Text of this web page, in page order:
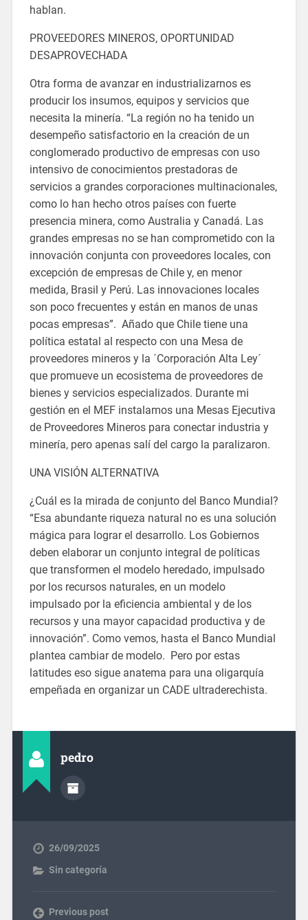
hablan.
PROVEEDORES MINEROS, OPORTUNIDAD
DESAPROVECHADA
Otra forma de avanzar en industrializarnos es
producir los insumos, equipos y servicios que
necesita la minería. “La región no ha tenido un
desempeño satisfactorio en la creación de un
conglomerado productivo de empresas con uso
intensivo de conocimientos prestadoras de
servicios a grandes corporaciones multinacionales,
como lo han hecho otros países con fuerte
presencia minera, como Australia y Canadá. Las
grandes empresas no se han comprometido con la
innovación conjunta con proveedores locales, con
excepción de empresas de Chile y, en menor
medida, Brasil y Perú. Las innovaciones locales
son poco frecuentes y están en manos de unas
pocas empresas”. Añado que Chile tiene una
política estatal al respecto con una Mesa de
proveedores mineros y la ´Corporación Alta Ley´
que promueve un ecosistema de proveedores de
bienes y servicios especializados. Durante mi
gestión en el MEF instalamos una Mesas Ejecutiva
de Proveedores Mineros para conectar industria y
minería, pero apenas salí del cargo la paralizaron.
UNA VISIÓN ALTERNATIVA
¿Cuál es la mirada de conjunto del Banco Mundial?
“Esa abundante riqueza natural no es una solución
mágica para lograr el desarrollo. Los Gobiernos
deben elaborar un conjunto integral de políticas
que transformen el modelo heredado, impulsado
por los recursos naturales, en un modelo
impulsado por la eficiencia ambiental y de los
recursos y una mayor capacidad productiva y de
innovación”. Como vemos, hasta el Banco Mundial
plantea cambiar de modelo. Pero por estas
latitudes eso sigue anatema para una oligarquía
empeñada en organizar un CADE ultraderechista.
pedro
26/09/2025
Sin categoría
Previous post